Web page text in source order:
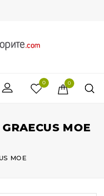
0 0
MOE
MOE